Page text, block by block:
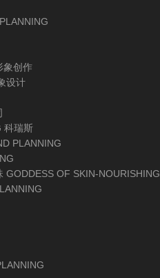
象创作
设计
科瑞斯
PLANNING
GODDESS OF SKIN-NOURISHING